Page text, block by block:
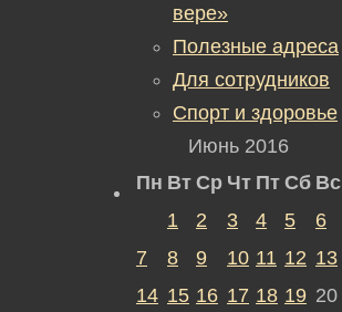
вере»
Полезные адреса
Для сотрудников
Спорт и здоровье
Июнь 2016
Пн Вт Ср Чт Пт Сб Вс
1
2 3 4 5
6
7
8 9 10 11 12 13
14 15 16 17 18 19 20